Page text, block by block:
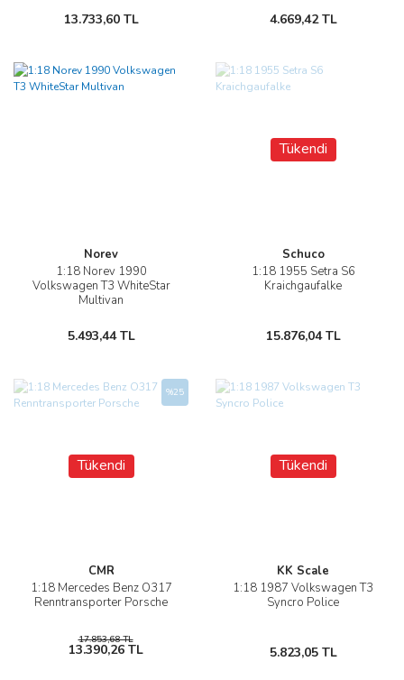
13.733,60 TL 4.669,42 TL
Norev
1:18 Norev 1990
Volkswagen T3 WhiteStar
Multivan
5.493,44 TL
Tükendi
Schuco
1:18 1955 Setra S6
Kraichgaufalke
15.876,04 TL
Tükendi
CMR
1:18 Mercedes Benz O317
Renntransporter Porsche
%25
17.853,68 TL
13.390,26 TL
Tükendi
KK Scale
1:18 1987 Volkswagen T3
Syncro Police
5.823,05 TL